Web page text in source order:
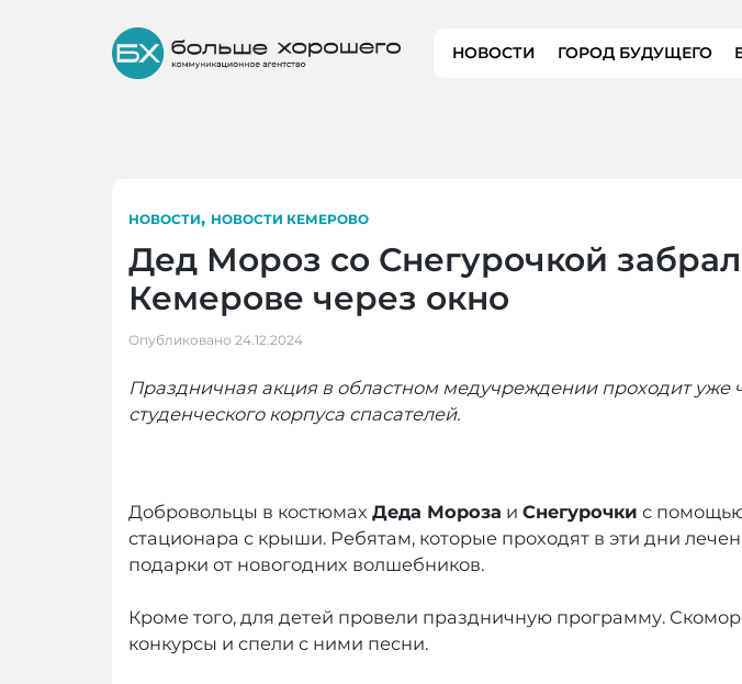
НОВОСТИ ГОРОД БУДУЩЕГО
НОВОСТИ, НОВОСТИ КЕМЕРОВО
Дед Мороз со Снегурочкой
Кемерове через окно
Опубликовано 24.12.2024
Праздничная акция в областном медучреждении проходит уже
студенческого корпуса спасателей.
Добровольцы в костюмах Деда Мороза и Снегурочки с
стационара с крыши. Ребятам, которые проходят в эти дни
подарки от новогодних волшебников.
Кроме того, для детей провели праздничную программу.
конкурсы и спели с ними песни.